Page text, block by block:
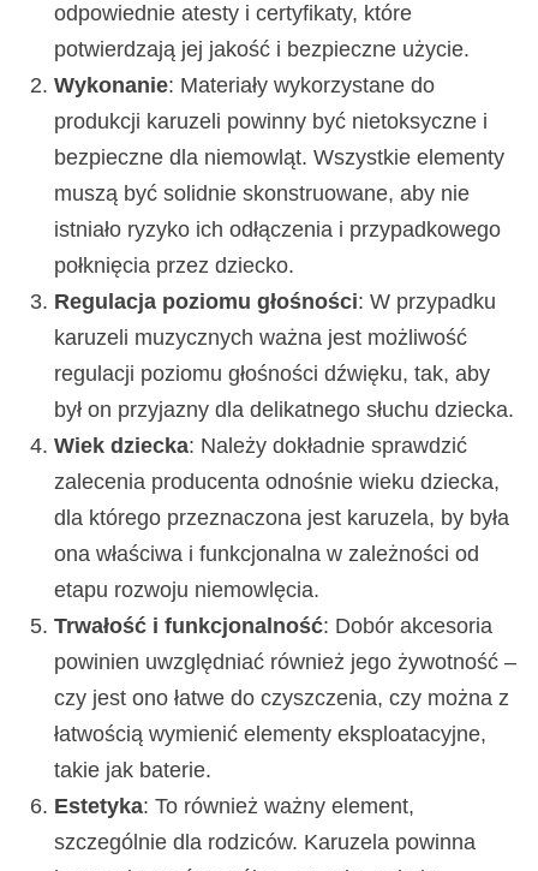
odpowiednie atesty i certyfikaty, które
potwierdzają jej jakość i bezpieczne użycie.
Wykonanie: Materiały wykorzystane do
produkcji karuzeli powinny być nietoksyczne i
bezpieczne dla niemowląt. Wszystkie elementy
muszą być solidnie skonstruowane, aby nie
istniało ryzyko ich odłączenia i przypadkowego
połknięcia przez dziecko.
Regulacja poziomu głośności: W przypadku
karuzeli muzycznych ważna jest możliwość
regulacji poziomu głośności dźwięku, tak, aby
był on przyjazny dla delikatnego słuchu dziecka.
Wiek dziecka: Należy dokładnie sprawdzić
zalecenia producenta odnośnie wieku dziecka,
dla którego przeznaczona jest karuzela, by była
ona właściwa i funkcjonalna w zależności od
etapu rozwoju niemowlęcia.
Trwałość i funkcjonalność: Dobór akcesoria
powinien uwzględniać również jego żywotność –
czy jest ono łatwe do czyszczenia, czy można z
łatwością wymienić elementy eksploatacyjne,
takie jak baterie.
Estetyka: To również ważny element,
szczególnie dla rodziców. Karuzela powinna